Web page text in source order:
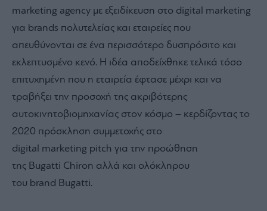
marketing agency με εξειδίκευση στο digital marketing
για brands πολυτελείας και εταιρείες που
απευθύνονται σε ένα περισσότερο δυσπρόσιτο και
εκλεπτυσμένο κενό. Η ιδέα αποδείχθηκε τελικά τόσο
επιτυχημένη που η εταιρεία έφτασε μέχρι και να
τραβήξει την προσοχή της ακριβότερης
αυτοκινητοβιομηχανίας στον κόσμο – κερδίζοντας το
2020 πρόσκληση συμμετοχής στο
digital marketing pitch για την προώθηση
της Bugatti Chiron αλλά και ολόκληρου
του brand Bugatti.